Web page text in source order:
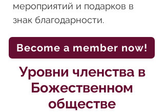
мероприятий и подарков в
знак благодарности.
Become a member now!
Уровни членства в
Божественном
обществе